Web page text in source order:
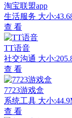
淘宝联盟app
生活服务 大小
查 看
TT语音
社交沟通 大小
查 看
7723游戏盒
系统工具 大小
查 看